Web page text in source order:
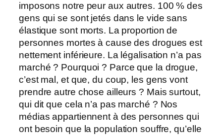
imposons notre peur aux autres. 100 % des
gens qui se sont jetés dans le vide sans
élastique sont morts. La proportion de
personnes mortes à cause des drogues est
nettement inférieure. La légalisation n’a pas
marché ? Pourquoi ? Parce que la drogue,
c’est mal, et que, du coup, les gens vont
prendre autre chose ailleurs ? Mais surtout,
qui dit que cela n’a pas marché ? Nos
médias appartiennent à des personnes qui
ont besoin que la population souffre, qu’elle